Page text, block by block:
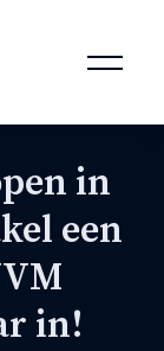
in
een
in!